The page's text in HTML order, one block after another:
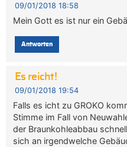
09/01/2018 18:58
Mein Gott es ist nur ein
Antworten
Es reicht!
09/01/2018 19:54
Falls es icht zu GROKO
Stimme im Fall von
der Braunkohleabbau
sich an irgendwelche